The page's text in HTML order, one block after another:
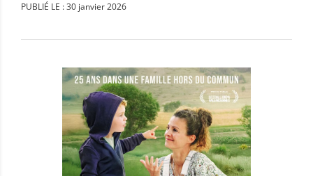
PUBLIÉ LE : 30 janvier 2026